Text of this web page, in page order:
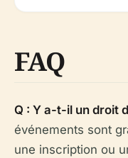
FAQ
Q : Y a-t-il un droit
événements sont
une inscription ou